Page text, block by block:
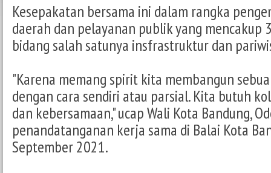
Kesepakatan bersama ini dalam rangka
daerah dan pelayanan publik yang mencakup
bidang salah satunya insfrastruktur dan
"Karena memang spirit kita membangun
dengan cara sendiri atau parsial. Kita butuh
dan kebersamaan," ucap Wali Kota Bandung,
penandatanganan kerja sama di Balai Kota
September 2021.